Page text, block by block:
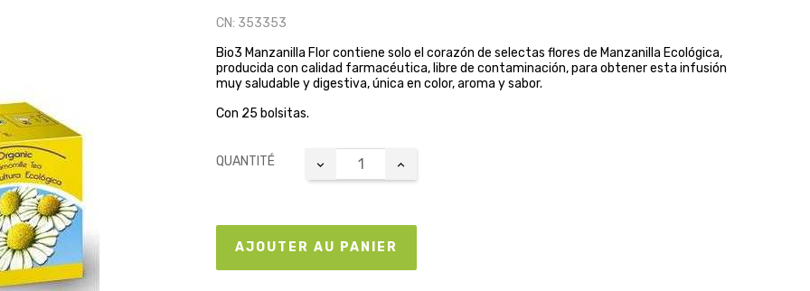
CN: 353353
Bio3 Manzanilla Flor contiene solo el corazón de selectas flores de Manzanilla Ecológica,
producida con calidad farmacéutica, libre de contaminación, para obtener esta infusión
muy saludable y digestiva, única en color, aroma y sabor.
Con 25 bolsitas.
QUANTITÉ
AJOUTER AU PANIER